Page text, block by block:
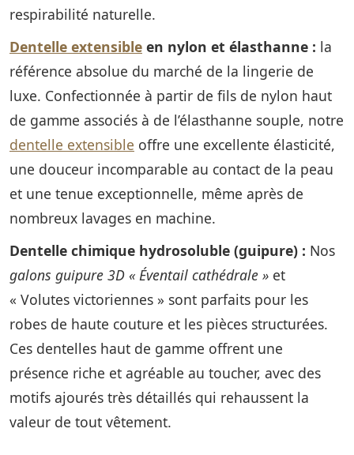
respirabilité naturelle.
Dentelle extensible en nylon et élasthanne : la
référence absolue du marché de la lingerie de
luxe. Confectionnée à partir de fils de nylon haut
de gamme associés à de l’élasthanne souple, notre
dentelle extensible offre une excellente élasticité,
une douceur incomparable au contact de la peau
et une tenue exceptionnelle, même après de
nombreux lavages en machine.
Dentelle chimique hydrosoluble (guipure) : Nos
galons guipure 3D « Éventail cathédrale » et
« Volutes victoriennes » sont parfaits pour les
robes de haute couture et les pièces structurées.
Ces dentelles haut de gamme offrent une
présence riche et agréable au toucher, avec des
motifs ajourés très détaillés qui rehaussent la
valeur de tout vêtement.